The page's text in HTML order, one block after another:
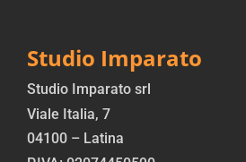
Studio Imparato
Studio Imparato srl
Viale Italia, 7
04100 – Latina